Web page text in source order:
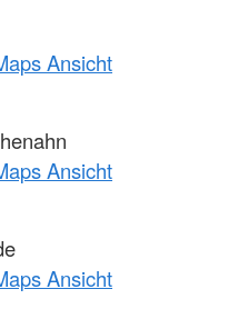
Ansicht
Ansicht
Ansicht